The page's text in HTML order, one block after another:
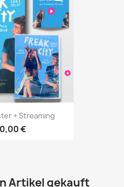
+ Streaming
€
Artikel gekauft